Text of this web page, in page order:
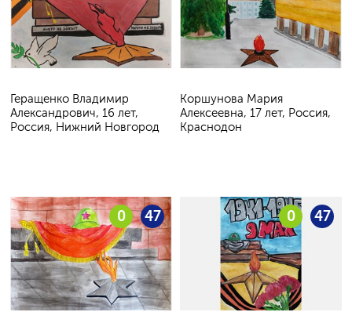
Геращенко Владимир
Александрович, 16 лет,
Россия, Нижний Новгород
Коршунова Мария
Алексеевна, 17 лет, Россия,
Краснодон
47
0 47
0